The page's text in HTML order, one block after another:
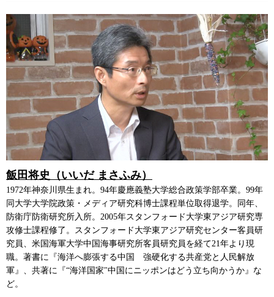
飯田将史（いいだ まさふみ）
1972年神奈川県生まれ。94年慶應義塾大学総合政策学部卒業。99年
同大学大学院政策・メディア研究科博士課程単位取得退学。同年、
防衛庁防衛研究所入所。2005年スタンフォード大学東アジア研究専
攻修士課程修了。スタンフォード大学東アジア研究センター客員研
究員、米国海軍大学中国海事研究所客員研究員を経て21年より現
職。著書に『海洋へ膨張する中国 強硬化する共産党と人民解放
軍』、共著に『“海洋国家"中国にニッポンはどう立ち向かうか』な
ど。